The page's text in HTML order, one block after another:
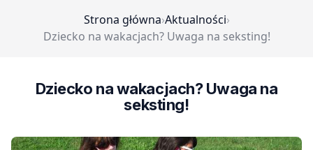
Strona główna›Aktualności›
Dziecko na wakacjach? Uwaga na seksting!
Dziecko na wakacjach? Uwaga na
seksting!